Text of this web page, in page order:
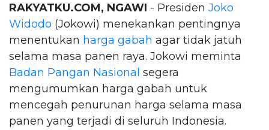
RAKYATKU.COM, NGAWI - Presiden Joko
Widodo (Jokowi) menekankan pentingnya
menentukan harga gabah agar tidak jatuh
selama masa panen raya. Jokowi meminta
Badan Pangan Nasional segera
mengumumkan harga gabah untuk
mencegah penurunan harga selama masa
panen yang terjadi di seluruh Indonesia.